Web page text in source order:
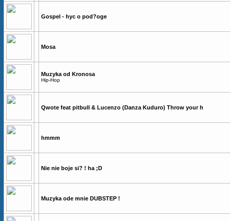
Gospel - hyc o pod?oge
Mosa
Muzyka od Kronosa
Hip-Hop
Qwote feat pitbull & Lucenzo (Danza Kuduro) Throw your h
hmmm
Nie nie boje si? ! ha ;D
Muzyka ode mnie DUBSTEP !